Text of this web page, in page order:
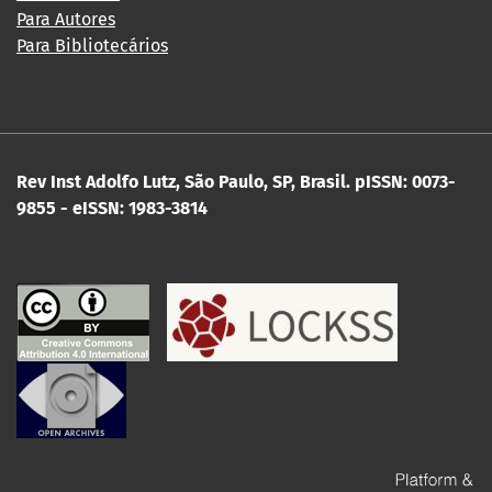
Para Autores
Para Bibliotecários
Rev Inst Adolfo Lutz, São Paulo, SP, Brasil. pISSN: 0073-
9855 - eISSN: 1983-3814